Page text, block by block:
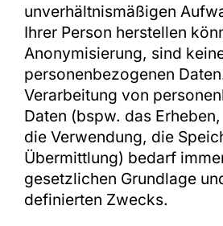
unverhältnismäßigen
Ihrer Person herstellen
Anonymisierung, sind
personenbezogenen
Verarbeitung von
Daten (bspw. das
die Verwendung, die
Übermittlung) bedarf
gesetzlichen Grundlage
definierten Zwecks.